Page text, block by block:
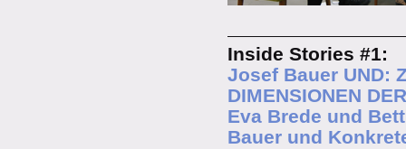
Inside Stories #1:
Josef Bauer UND:
DIMENSIONEN
Eva Brede und
Bauer und